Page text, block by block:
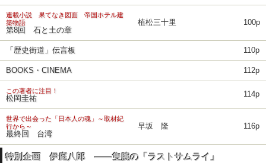
連載小説 果てなき図面 帝国ホテル建
築物語
第8回 石と土の章
植松三十里 100p
「歴史街道」伝言板 110p
BOOKS・CINEMA 112p
この著者に注目！
松岡圭祐 114p
世界で出会った「日本人の魂」～取材紀
行から～
最終回 台湾
早坂 隆 116p
特別企画 伊庭八郎 ――隻腕の「ラストサムライ」